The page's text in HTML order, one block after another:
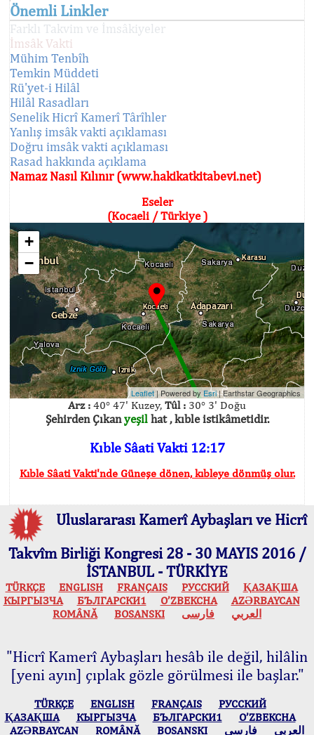
Önemli Linkler
Farklı Takvim ve İmsâkiyeler
İmsâk Vakti
Mühim Tenbîh
Temkin Müddeti
Rü'yet-i Hilâl
Hilâl Rasadları
Senelik Hicrî Kamerî Târîhler
Yanlış imsâk vakti açıklaması
Doğru imsâk vakti açıklaması
Rasad hakkında açıklama
Namaz Nasıl Kılınır (www.hakikatkitabevi.net)
Eseler
(Kocaeli / Türkiye )
+
−
Leaflet| Powered by Esri|Earthstar Geographics
Arz : 40° 47' Kuzey, Tûl : 30° 3' Doğu
Şehirden Çıkanyeşilhat , kıble istikâmetidir.
Kıble Sâati Vakti 12:17
Kıble Sâati Vakti'nde Güneşe dönen, kıbleye dönmüş olur.
Uluslararası Kamerî Aybaşları ve Hicrî
Takvîm Birliği Kongresi 28 - 30 MAYIS 2016 /
İSTANBUL - TÜRKİYE
TÜRKÇE ENGLISH FRANÇAIS РУССКИЙ
ҚАЗАҚША
КЫPГЫЗЧA
БЪЛГАРСКИ1 O’ZBEKCHA
AZӘRBAYCAN
ROMÂNĂ
BOSANSKI العربي فارسی
"Hicrî Kamerî Aybaşları hesâb ile değil, hilâlin
[yeni ayın] çıplak gözle görülmesi ile başlar."
TÜRKÇE ENGLISH FRANÇAIS
РУССКИЙ
ҚАЗАҚША
КЫPГЫЗЧA БЪЛГАРСКИ1
O’ZBEKCHA
AZӘRBAYCAN
ROMÂNĂ BOSANSKI العربي فارسی